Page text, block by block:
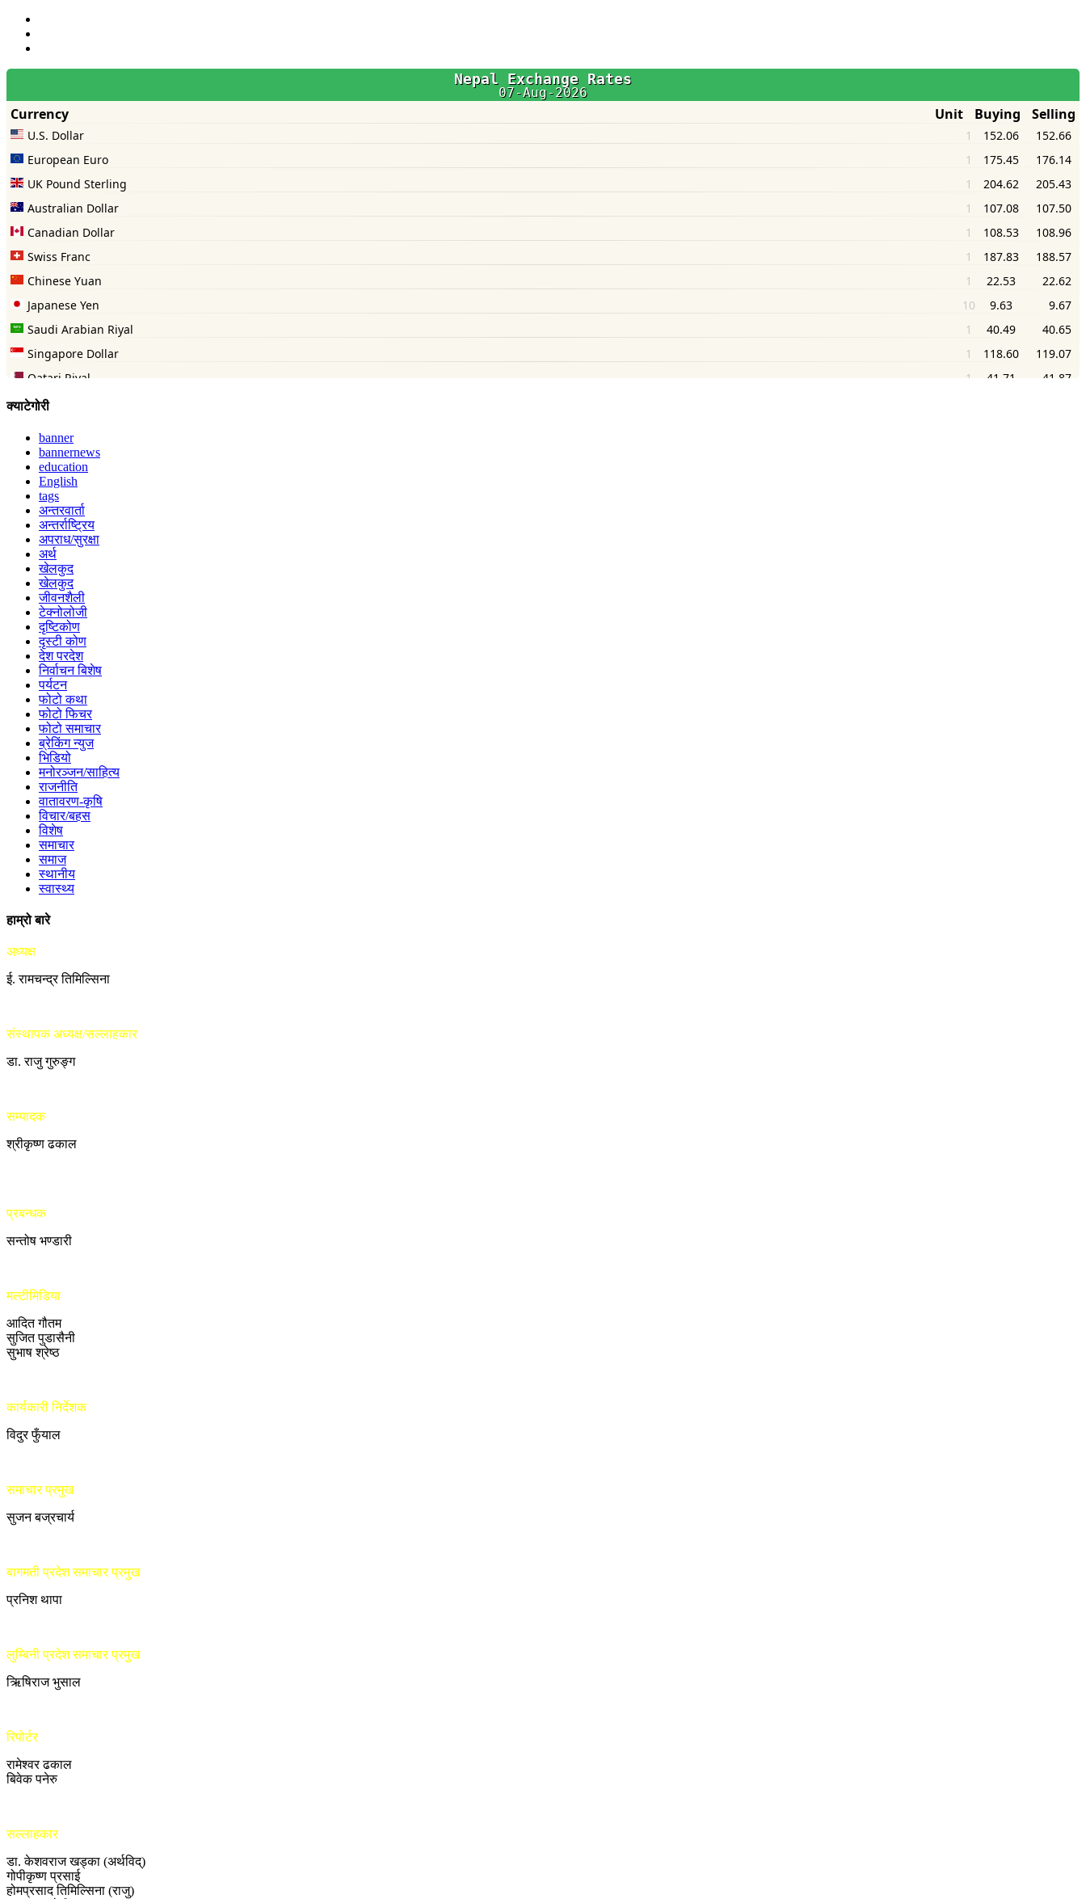
क्याटेगोरी
banner
bannernews
education
English
tags
अन्तरवार्ता
अन्तर्राष्ट्रिय
अपराध/सुरक्षा
अर्थ
खेलकुद
खेलकुद
जीवनशैली
टेक्नोलोजी
दृष्टिकोण
दृस्टी कोण
देश परदेश
निर्वाचन बिशेष
पर्यटन
फोटो कथा
फोटो फिचर
फोटो समाचार
ब्रेकिंग न्युज
भिडियो
मनोरञ्जन/साहित्य
राजनीति
वातावरण-कृषि
विचार/बहस
विशेष
समाचार
समाज
स्थानीय
स्वास्थ्य
हाम्रो बारे
अध्यक्ष
ई. रामचन्द्र तिमिल्सिना
संस्थापक अध्यक्ष/सल्लाहकार
डा. राजु गुरुङ्ग
सम्पादक
श्रीकृष्ण ढकाल
प्रबन्धक
सन्तोष भण्डारी
मल्टीमिडिया
आदित गौतम
सुजित पुडासैनी
सुभाष श्रेष्ठ
कार्यकारी निर्देशक
विदुर फुँयाल
समाचार प्रमुख
सुजन बज्रचार्य
बागमती प्रदेश समाचार प्रमुख
प्रनिश थापा
लुम्बिनी प्रदेश समाचार प्रमुख
ऋिषिराज भुसाल
रिपोर्टर
रामेश्वर ढकाल
बिवेक पनेरु
सल्लाहकार
डा. केशवराज खड्का (अर्थविद्)
गोपीकृष्ण प्रसाई
होमप्रसाद तिमिल्सिना (राजु)